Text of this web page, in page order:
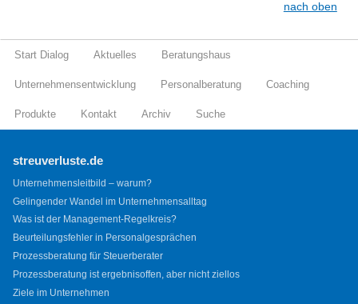
nach oben
Start Dialog Aktuelles Beratungshaus
Unternehmensentwicklung Personalberatung Coaching
Produkte Kontakt Archiv Suche
streuverluste.de
Unternehmensleitbild – warum?
Gelingender Wandel im Unternehmensalltag
Was ist der Management-Regelkreis?
Beurteilungsfehler in Personalgesprächen
Prozessberatung für Steuerberater
Prozessberatung ist ergebnisoffen, aber nicht ziellos
Ziele im Unternehmen